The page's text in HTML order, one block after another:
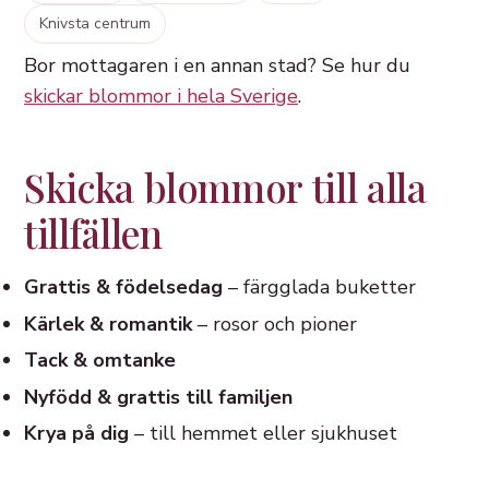
Knivsta centrum
Bor mottagaren i en annan stad? Se hur du
skickar blommor i hela Sverige.
Skicka blommor till alla
tillfällen
Grattis & födelsedag – färgglada buketter
Kärlek & romantik– rosor och pioner
Tack & omtanke
Nyfödd & grattis till familjen
Krya på dig – till hemmet eller sjukhuset